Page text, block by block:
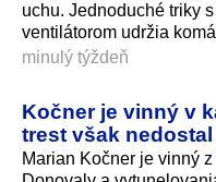
uchu. Jednoduché triky
ventilátorom udržia
minulý týždeň
Kočner je vinný v
trest však nedostal
Marian Kočner je vinný